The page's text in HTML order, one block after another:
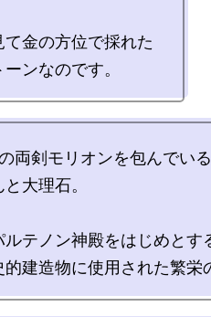
て金の方位で採れた
両剣モリオンを包んでいる
大理石。
ルテノン神殿をはじめとす